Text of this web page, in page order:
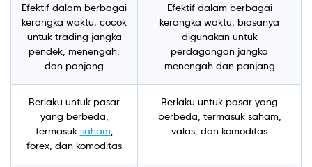
Efektif dalam berbagai
kerangka waktu; cocok
untuk trading jangka
pendek, menengah,
dan panjang
Efektif dalam berbagai
kerangka waktu; biasanya
digunakan untuk
perdagangan jangka
menengah dan panjang
Berlaku untuk pasar
yang berbeda,
termasuk saham,
forex, dan komoditas
Berlaku untuk pasar yang
berbeda, termasuk saham,
valas, dan komoditas